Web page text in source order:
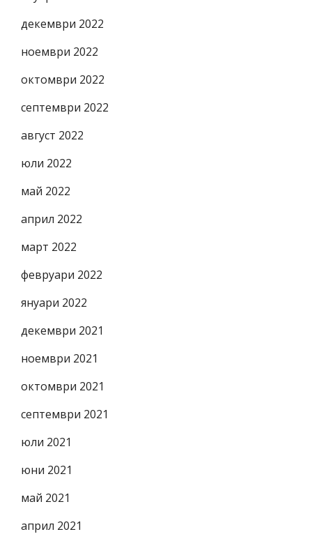
декември 2022
ноември 2022
октомври 2022
септември 2022
август 2022
юли 2022
май 2022
април 2022
март 2022
февруари 2022
януари 2022
декември 2021
ноември 2021
октомври 2021
септември 2021
юли 2021
юни 2021
май 2021
април 2021